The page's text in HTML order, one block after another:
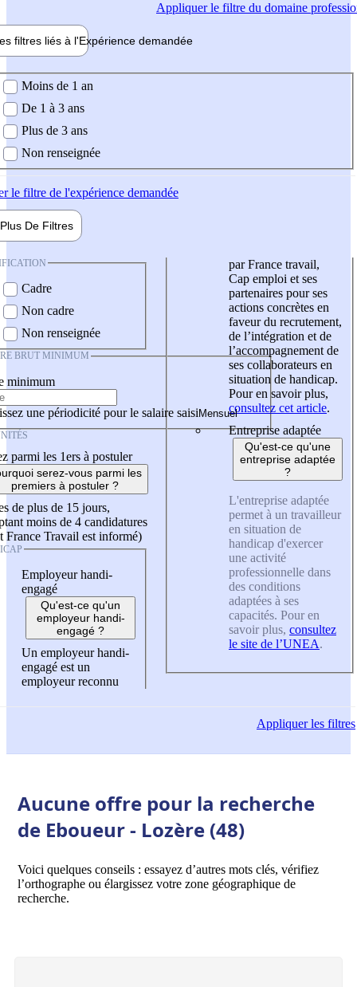
Appliquerle filtre du domaine
filtres liés à l'Expérience demandée
demandée
Moins de 1 an
De 1 à 3 ans
Plus de 3 ans
Non renseignée
le filtre de l'expérience demandée
Plus De Filtres
Cadre
Non cadre
Non renseignée
BRUT MINIMUM
minimum
une périodicité pour le salaire saisi
parmi les 1ers à postuler
serez-vous parmi les
premiers à postuler ?
de plus de 15 jours,
moins de 4 candidatures
France Travail est informé)
Employeur handi-
engagé
Qu'est-ce qu'un
employeur handi-
engagé ?
Un employeur handi-
engagé est un
employeur reconnu
par France travail,
Cap emploi et ses
partenaires pour ses
actions concrètes en
faveur du recrutement,
de l’intégration et de
l’accompagnement de
ses collaborateurs en
situation de handicap.
Pour en savoir plus,
consultez cet article.
Entreprise adaptée
Qu'est-ce qu'une
entreprise adaptée
?
L'entreprise adaptée
permet à un travailleur
en situation de
handicap d'exercer
une activité
professionnelle dans
des conditions
adaptées à ses
capacités. Pour en
savoir plus, consultez
le site de l’UNEA.
Appliquerles filtres
Aucune offre pour la recherche
de Eboueur - Lozère (48)
Voici quelques conseils : essayez d’autres mots clés, vérifiez
l’orthographe ou élargissez votre zone géographique de
recherche.